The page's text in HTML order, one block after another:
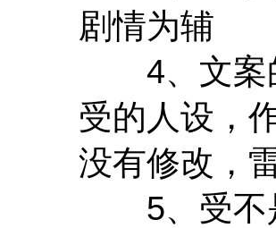
剧情为辅
4、文案的
受的人设，
没有修改，
5、受不是